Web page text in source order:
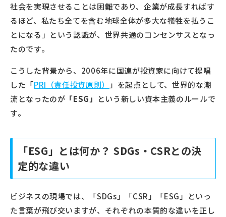
社会を実現させることは困難であり、企業が成長すればす
るほど、私たち全てを含む地球全体が多大な犠牲を払うこ
とになる」という認識が、世界共通のコンセンサスとなっ
たのです。
こうした背景から、2006年に国連が投資家に向けて提唱
した「PRI（責任投資原則）
」を起点として、世界的な潮
流となったのが 「ESG」
という新しい資本主義のルールで
す。
「ESG」とは何か？ SDGs・CSRとの決
定的な違い
ビジネスの現場では、「SDGs」「CSR」「ESG」といっ
た言葉が飛び交いますが、それぞれの本質的な違いを正し